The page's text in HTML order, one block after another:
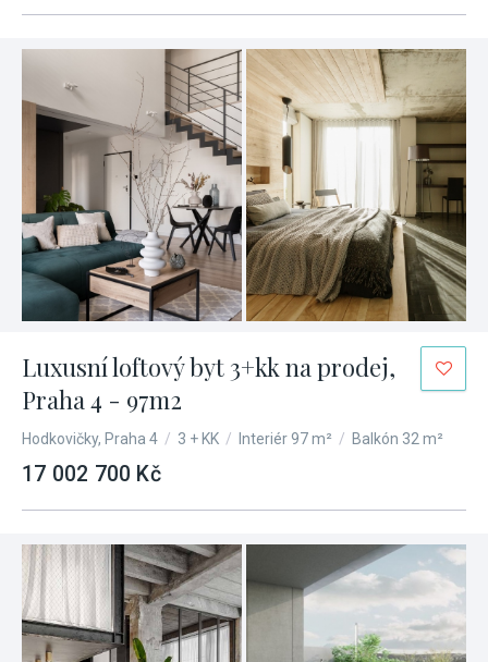
Luxusní loftový byt 3+kk na prodej,
Praha 4 - 97m2
Hodkovičky, Praha 4 / 3 + KK / Interiér 97 m² / Balkón 32 m²
17 002 700 Kč